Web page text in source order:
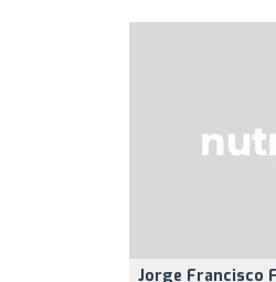
Jorge Francisco